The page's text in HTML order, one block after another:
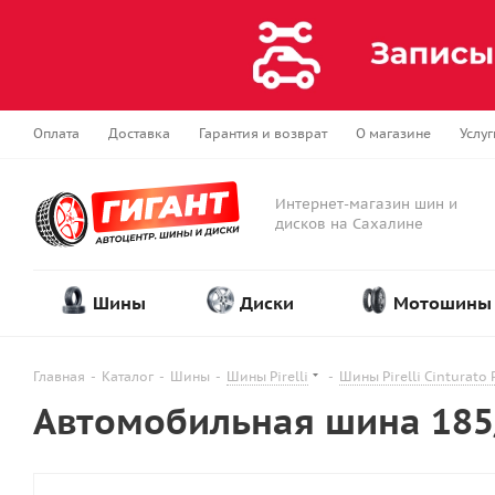
Оплата Доставка Гарантия и возврат О магазине
Интернет-магазин шин и
дисков на Сахалине
Шины Диски Мотошины
Главная - Каталог - Шины - Шины Pirelli - Шины Pirelli Cinturato
Автомобильная шина